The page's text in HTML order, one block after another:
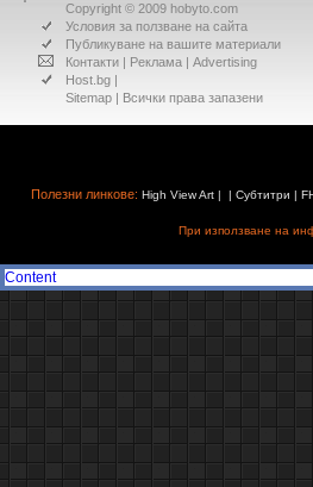
Copyright © 2009 hobyto.com
Условия за ползване на сайта
Публикуване на вашите материали
Контакти | Реклама | Advertising
Host.bg |
Sitemap | Всички права запазени
Полезни линкове: High View Art| | Субтитри |
При използване на
Content